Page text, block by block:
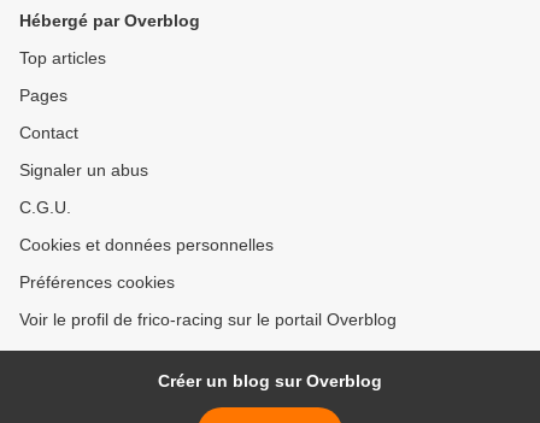
Hébergé par Overblog
Top articles
Pages
Contact
Signaler un abus
C.G.U.
Cookies et données personnelles
Préférences cookies
Voir le profil de frico-racing sur le portail Overblog
Créer un blog sur Overblog